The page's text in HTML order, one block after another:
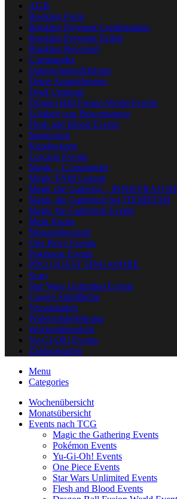
AGB
Booking Form
Booking Payment Confirmation
Booking Payment Failed
Booking Received
Commander
Datenschutzerklärung
Deine Anmeldungen
Draft Umfrage
Dragon Ball Fusion World Events
Echtheit von Bewertungen
Flesh and Blood Events
Impressum
Kundenkarte
Lorcana Events
Magic – Commander
Magic FNM League
Magic the Gatherig – INNISTRAD
Magic the Gathering bei ITEMSTAR
Magic the Gathering Events
Mein Konto
Monatsübersicht
One Piece Events
Pokémon Events
PRO QUEST SINGAPORE
Scan
Star Wars Unlimited Events
Unsere Spielfläche
Versandarten
Widerrufsbelehrung
Wochenübersicht
Yu-Gi-Oh! Events
Zahlungsarten
Menu
Categories
Wochenübersicht
Monatsübersicht
Events nach TCG
Magic the Gathering Events
Pokémon Events
Yu-Gi-Oh! Events
One Piece Events
Star Wars Unlimited Events
Flesh and Blood Events